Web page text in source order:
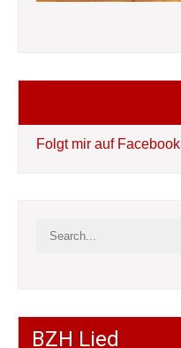
Folgt mir auf Facebook
BZH Lied